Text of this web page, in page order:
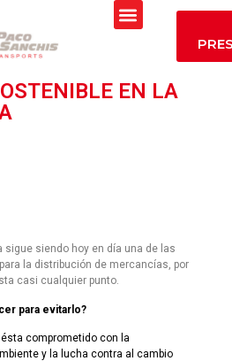
EN LA
sigue siendo hoy en día una de las
la distribución de mercancías, por
casi cualquier punto.
para evitarlo?
comprometido con la
y la lucha contra al cambio